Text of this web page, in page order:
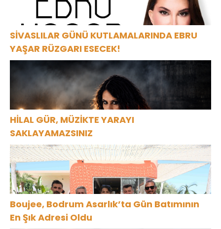
SİVASLILAR GÜNÜ KUTLAMALARINDA EBRU
YAŞAR RÜZGARI ESECEK!
HİLAL GÜR, MÜZİKTE YARAYI
SAKLAYAMAZSINIZ
Boujee, Bodrum Asarlık’ta Gün Batımının
En Şık Adresi Oldu